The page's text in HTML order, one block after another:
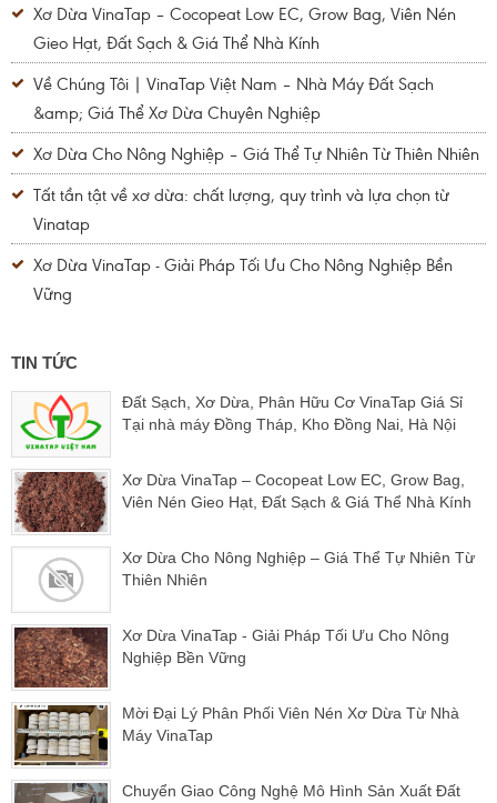
Xơ Dừa VinaTap – Cocopeat Low EC, Grow Bag, Viên Nén
Gieo Hạt, Đất Sạch & Giá Thể Nhà Kính
Về Chúng Tôi | VinaTap Việt Nam – Nhà Máy Đất Sạch
&amp; Giá Thể Xơ Dừa Chuyên Nghiệp
Xơ Dừa Cho Nông Nghiệp – Giá Thể Tự Nhiên Từ Thiên Nhiên
Tất tần tật về xơ dừa: chất lượng, quy trình và lựa chọn từ
Vinatap
Xơ Dừa VinaTap - Giải Pháp Tối Ưu Cho Nông Nghiệp Bền
Vững
TIN TỨC
Đất Sạch, Xơ Dừa, Phân Hữu Cơ VinaTap Giá Sỉ
Tại nhà máy Đồng Tháp, Kho Đồng Nai, Hà Nội
Xơ Dừa VinaTap – Cocopeat Low EC, Grow Bag,
Viên Nén Gieo Hạt, Đất Sạch & Giá Thể Nhà Kính
Xơ Dừa Cho Nông Nghiệp – Giá Thể Tự Nhiên Từ
Thiên Nhiên
Xơ Dừa VinaTap - Giải Pháp Tối Ưu Cho Nông
Nghiệp Bền Vững
Mời Đại Lý Phân Phối Viên Nén Xơ Dừa Từ Nhà
Máy VinaTap
Chuyển Giao Công Nghệ Mô Hình Sản Xuất Đất